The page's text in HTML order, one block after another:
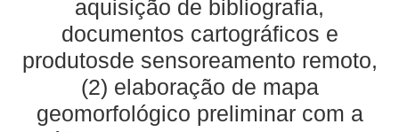
aquisição de bibliografia,
documentos cartográficos e
produtosde sensoreamento remoto,
(2) elaboração de mapa
geomorfológico preliminar com a